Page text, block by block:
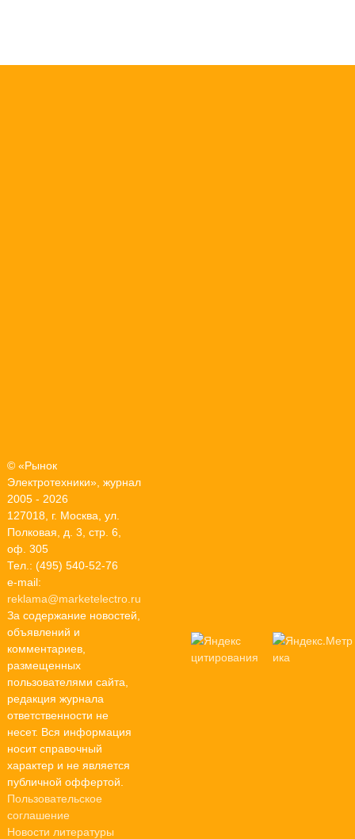
© «Рынок
Электротехники», журнал
2005 - 2026
127018, г. Москва, ул.
Полковая, д. 3, стр. 6,
оф. 305
Тел.: (495) 540-52-76
e-mail:
reklama@marketelectro.ru
За содержание новостей,
объявлений и
комментариев,
размещенных
пользователями сайта,
редакция журнала
ответственности не
несет. Вся информация
носит справочный
характер и не является
публичной оффертой.
Пользовательское
соглашение
Новости литературы